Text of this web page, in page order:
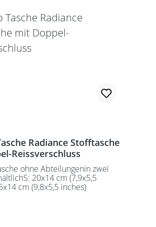
Radiance Stofftasche
Reissverschluss
ohne Abteilungenin zwei
20x14 cm (7,9x5,5
cm (9,8x5,5 inches)